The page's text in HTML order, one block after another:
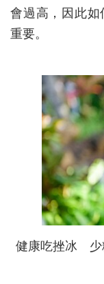
會過高，因此
重要。
健康吃挫冰 少